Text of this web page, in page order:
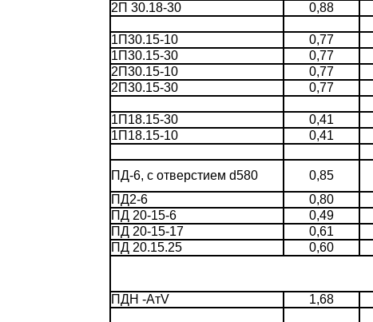
2П 30.18-30
0,88
1П30.15-10 0,77
1П30.15-30
0,77
2П30.15-10
0,77
2П30.15-30
0,77
1П18.15-30 0,41
1П18.15-10
0,41
ПД-6, с отверстием d580 0,85
ПД2-6
0,80
ПД 20-15-6
0,49
ПД 20-15-17
0,61
ПД 20.15.25
0,60
ПДН -АтV
1,68